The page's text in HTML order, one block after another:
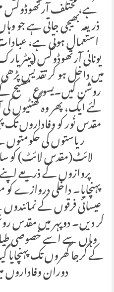
ہے، مختلف آرتھوڈوکس
ذریعہ بھیجی جاتی ہے جو
استعمال ہوتی ہے،
یونانی آرتھوڈوکس (پیٹر
میں داخل ہو کر تقدیس
روشن کیں۔یسوع
لئے ایک، پھر وہ گھنٹیوں
مقدس نُور کو وفاداروں تک
ریاستوں کی
لائٹ(مقدس لائٹ) کو
پروازوں کے ذریعے
پہنچایا۔ داخلی دروازے کو
عیسائی فرقوں کے
کر دیں۔ دوپہر میں مقدس
وہاں سے اسے خصوصی
کے گرجا گھروں تکدوران وفاداروں